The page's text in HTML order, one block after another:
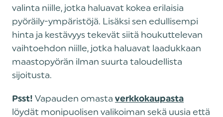
valinta niille, jotka haluavat kokea erilaisia
pyöräily-ympäristöjä. Lisäksi sen edullisempi
hinta ja kestävyys tekevät siitä houkuttelevan
vaihtoehdon niille, jotka haluavat laadukkaan
maastopyörän ilman suurta taloudellista
sijoitusta.
Psst! Vapauden omasta verkkokaupasta
löydät monipuolisen valikoiman sekä uusia että